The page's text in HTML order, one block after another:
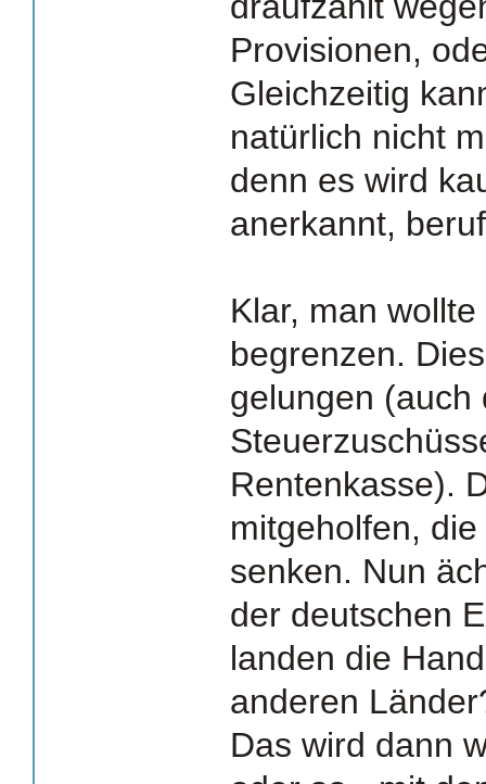
Provisionen,
Gleichzeitig
natürlich nicht
denn es wird
anerkannt,
Klar, man
begrenzen.
gelungen (auch
Rentenkasse).
mitgeholfen,
senken. Nun
der deutschen
landen die
anderen
Das wird dann